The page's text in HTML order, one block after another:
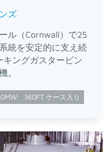
ズ
ル（Cornwall）で25
統を安定的に支え続
ングガスタービン
。
360FT ケース入り